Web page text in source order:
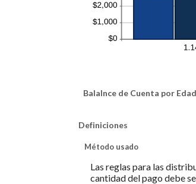
Balalnce de Cuenta por
Definiciones
Método usado
Las reglas para las
cantidad del pago debe